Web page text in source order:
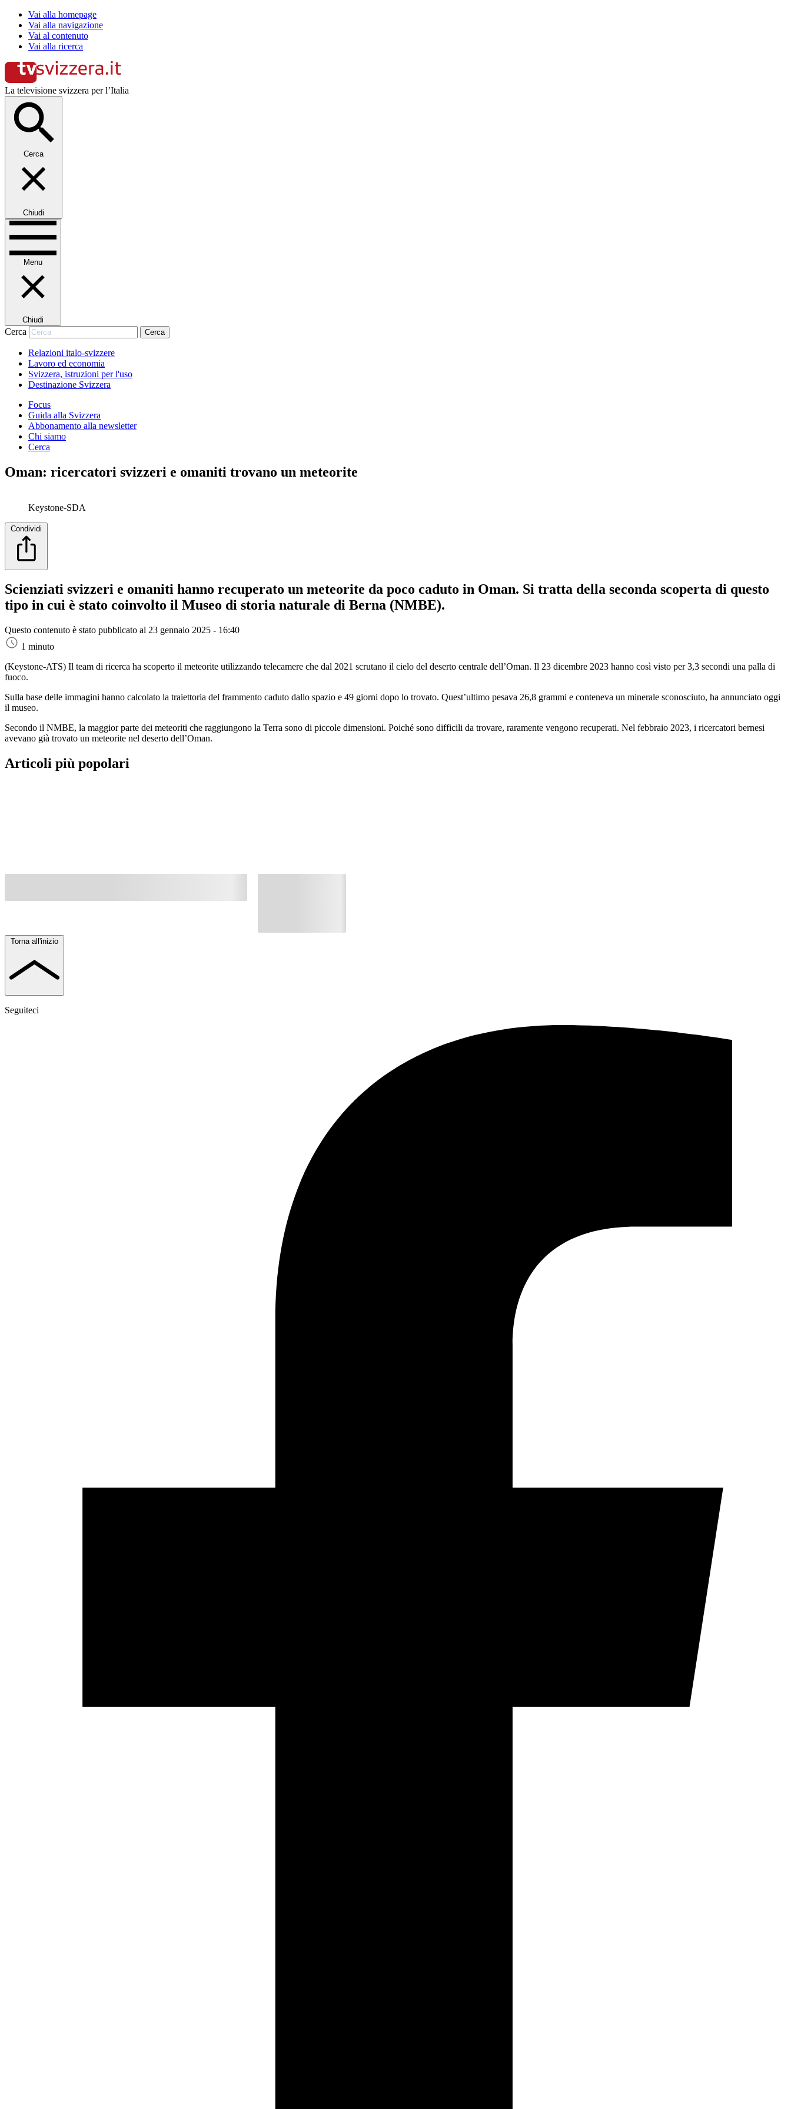
Vai alla homepage
Vai alla navigazione
Vai al contenuto
Vai alla ricerca
La televisione svizzera per l’Italia
Cerca
Chiudi
Menu
Chiudi
Cerca Cerca
Relazioni italo-svizzere
Lavoro ed economia
Svizzera, istruzioni per l'uso
Destinazione Svizzera
Focus
Guida alla Svizzera
Abbonamento alla newsletter
Chi siamo
Cerca
Oman: ricercatori svizzeri e omaniti trovano un meteorite
Keystone-SDA
Condividi
Scienziati svizzeri e omaniti hanno recuperato un meteorite da poco caduto in Oman. Si tratta della seconda scoperta di questo
tipo in cui è stato coinvolto il Museo di storia naturale di Berna (NMBE).
Questo contenuto è stato pubblicato al 23 gennaio 2025 - 16:40
1 minuto
(Keystone-ATS) Il team di ricerca ha scoperto il meteorite utilizzando telecamere che dal 2021 scrutano il cielo del deserto centrale dell’Oman. Il 23 dicembre 2023 hanno così visto per 3,3 secondi una palla di
fuoco.
Sulla base delle immagini hanno calcolato la traiettoria del frammento caduto dallo spazio e 49 giorni dopo lo trovato. Quest’ultimo pesava 26,8 grammi e conteneva un minerale sconosciuto, ha annunciato oggi
il museo.
Secondo il NMBE, la maggior parte dei meteoriti che raggiungono la Terra sono di piccole dimensioni. Poiché sono difficili da trovare, raramente vengono recuperati. Nel febbraio 2023, i ricercatori bernesi
avevano già trovato un meteorite nel deserto dell’Oman.
Articoli più popolari
Torna all'inizio
Seguiteci